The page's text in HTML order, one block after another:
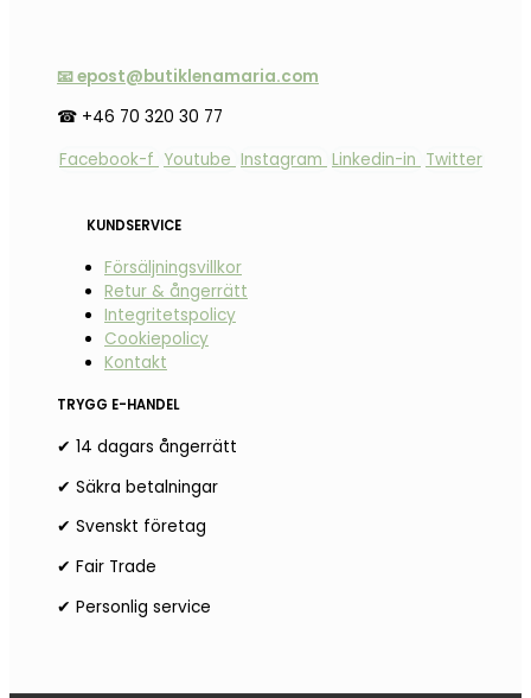
📧 epost@butiklenamaria.com
☎ +46 70 320 30 77
Facebook-f Youtube Instagram Linkedin-in Twitter
KUNDSERVICE
Försäljningsvillkor
Retur & ångerrätt
Integritetspolicy
Cookiepolicy
Kontakt
TRYGG E-HANDEL
✔ 14 dagars ångerrätt
✔ Säkra betalningar
✔ Svenskt företag
✔ Fair Trade
✔ Personlig service